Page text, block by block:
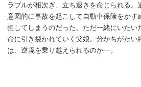
ラブルが相次ぎ、立ち退きを命じられる。
意図的に事故を起こして自動車保険をかす
担してしまうのだった。ただ一緒にいたい
命に引き裂かれていく父娘。分かちがたい
は、逆境を乗り越えられるのか―。